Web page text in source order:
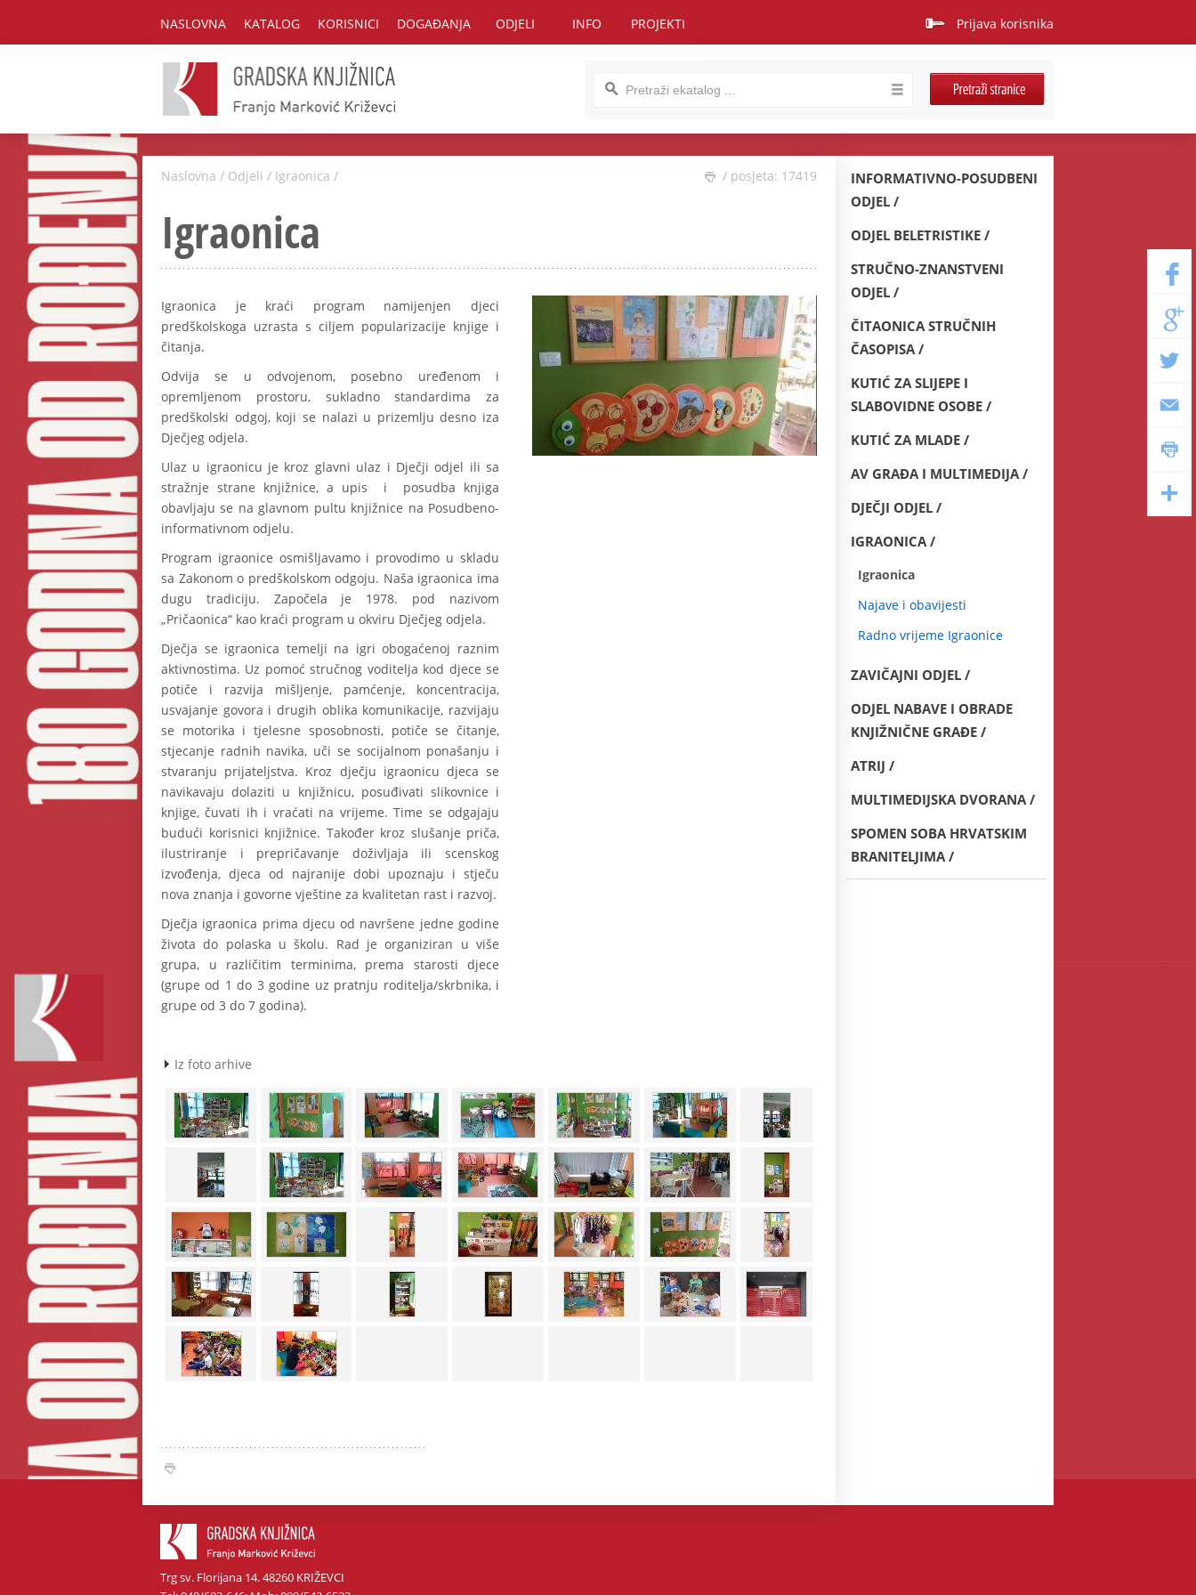
NASLOVNA KATALOG KORISNICI DOGAĐANJA ODJELI INFO PROJEKTI Prijava korisnika
Naslovna / Odjeli / Igraonica / / posjeta: 17419
Igraonica
Igraonica je kraći program namijenjen djeci
predškolskoga uzrasta s ciljem popularizacije knjige i
čitanja.
Odvija se u odvojenom, posebno uređenom i
opremljenom prostoru, sukladno standardima za
predškolski odgoj, koji se nalazi u prizemlju desno iza
Dječjeg odjela.
Ulaz u igraonicu je kroz glavni ulaz i Dječji odjel ili sa
stražnje strane knjižnice, a upis i posudba knjiga
obavljaju se na glavnom pultu knjižnice na Posudbeno-
informativnom odjelu.
Program igraonice osmišljavamo i provodimo u skladu
sa Zakonom o predškolskom odgoju. Naša igraonica ima
dugu tradiciju. Započela je 1978. pod nazivom
„Pričaonica“ kao kraći program u okviru Dječjeg odjela.
Dječja se igraonica temelji na igri obogaćenoj raznim
aktivnostima. Uz pomoć stručnog voditelja kod djece se
potiče i razvija mišljenje, pamćenje, koncentracija,
usvajanje govora i drugih oblika komunikacije, razvijaju
se motorika i tjelesne sposobnosti, potiče se čitanje,
stjecanje radnih navika, uči se socijalnom ponašanju i
stvaranju prijateljstva. Kroz dječju igraonicu djeca se
navikavaju dolaziti u knjižnicu, posuđivati slikovnice i
knjige, čuvati ih i vraćati na vrijeme. Time se odgajaju
budući korisnici knjižnice. Također kroz slušanje priča,
ilustriranje i prepričavanje doživljaja ili scenskog
izvođenja, djeca od najranije dobi upoznaju i stječu
nova znanja i govorne vještine za kvalitetan rast i razvoj.
Dječja igraonica prima djecu od navršene jedne godine
života do polaska u školu. Rad je organiziran u više
grupa, u različitim terminima, prema starosti djece
(grupe od 1 do 3 godine uz pratnju roditelja/skrbnika, i
grupe od 3 do 7 godina).
Iz foto arhive
INFORMATIVNO-POSUDBENI
ODJEL
ODJEL BELETRISTIKE
STRUČNO-ZNANSTVENI
ODJEL
ČITAONICA STRUČNIH
ČASOPISA
KUTIĆ ZA SLIJEPE I
SLABOVIDNE OSOBE
KUTIĆ ZA MLADE
AV GRAĐA I MULTIMEDIJA
DJEČJI ODJEL
IGRAONICA
Igraonica
Najave i obavijesti
Radno vrijeme Igraonice
ZAVIČAJNI ODJEL
ODJEL NABAVE I OBRADE
KNJIŽNIČNE GRAĐE
ATRIJ
MULTIMEDIJSKA DVORANA
SPOMEN SOBA HRVATSKIM
BRANITELJIMA
Trg sv. Florijana 14. 48260 KRIŽEVCI